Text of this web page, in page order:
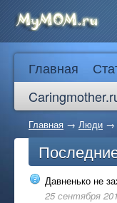
Главная
Главная → Люди →
Давненько не
25 сентября